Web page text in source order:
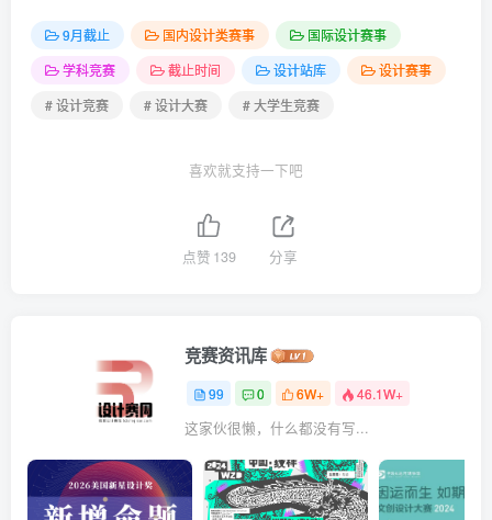
9月截止 国内设计类赛事
国际设计赛事
学科竞赛
截止时间 设计站库
设计赛事
# 设计竞赛
# 设计大赛 # 大学生竞赛
喜欢就支持一下吧
点赞 139 分享
竞赛资讯库
99 0 6W+ 46.1W+
这家伙很懒，什么都没有写...